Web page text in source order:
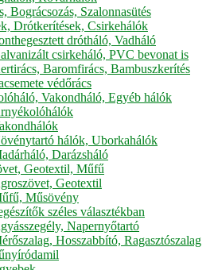
Bográcsozás, Szalonnasütés
Drótkerítések, Csirkehálók
drótháló, Vadháló
csirkeháló, PVC bevonat is
Baromfirács, Bambuszkerítés
védőrács
Vakondháló, Egyéb hálók
hálók, Uborkahálók
Darázsháló
Geotextil, Műfű
Geotextil
Műsövény
széles választékban
Napernyőtartó
Hosszabbító, Ragasztószalag